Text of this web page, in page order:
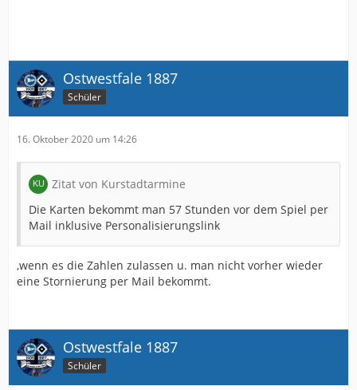
Ostwestfale 1887
Schüler
16. Oktober 2020 um 14:26
Zitat von Kurstadtarmine
Die Karten bekommt man 57 Stunden vor dem Spiel per
Mail inklusive Personalisierungslink
,wenn es die Zahlen zulassen u. man nicht vorher wieder
eine Stornierung per Mail bekommt.
Ostwestfale 1887
Schüler